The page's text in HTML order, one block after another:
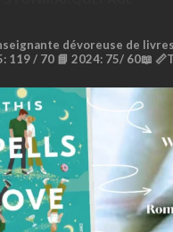
dévoreuse de
119 / 70 📘 2024: 75/ 60📖